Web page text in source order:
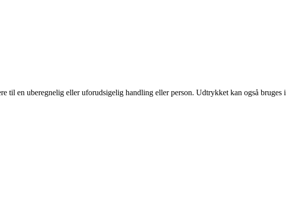
til en uberegnelig eller uforudsigelig handling eller person. Udtrykket kan også bruges i